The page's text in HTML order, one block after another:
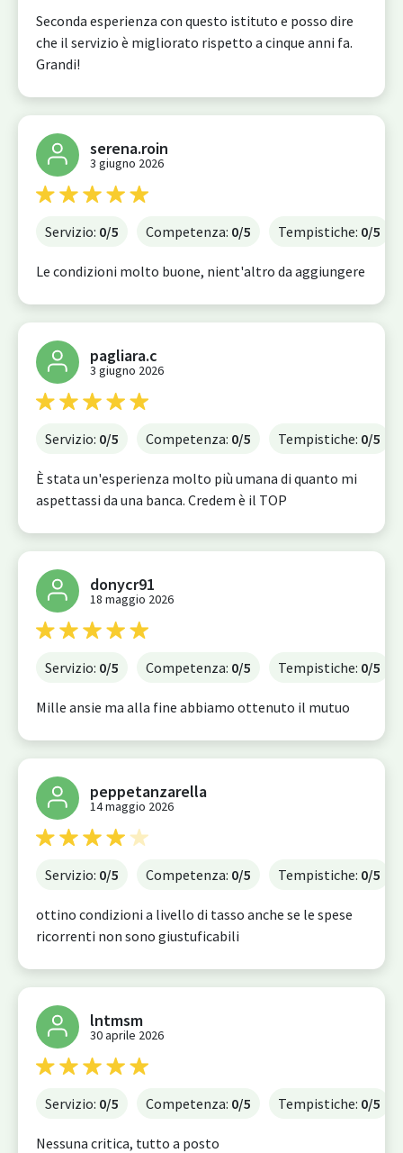
Seconda esperienza con questo istituto e posso dire
che il servizio è migliorato rispetto a cinque anni fa.
Grandi!
serena.roin
3 giugno 2026
Servizio: 0/5 Competenza: 0/5 Tempistiche: 0/5
Le condizioni molto buone, nient'altro da aggiungere
pagliara.c
3 giugno 2026
Servizio: 0/5 Competenza: 0/5 Tempistiche: 0/5
È stata un'esperienza molto più umana di quanto mi
aspettassi da una banca. Credem è il TOP
donycr91
18 maggio 2026
Servizio: 0/5 Competenza: 0/5 Tempistiche: 0/5
Mille ansie ma alla fine abbiamo ottenuto il mutuo
peppetanzarella
14 maggio 2026
Servizio: 0/5 Competenza: 0/5 Tempistiche: 0/5
ottino condizioni a livello di tasso anche se le spese
ricorrenti non sono giustuficabili
lntmsm
30 aprile 2026
Servizio: 0/5 Competenza: 0/5 Tempistiche: 0/5
Nessuna critica, tutto a posto